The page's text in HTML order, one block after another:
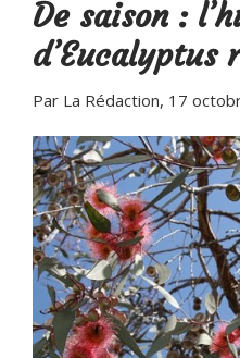
De saison :
d’Eucalyptus
Par La Rédaction, 17